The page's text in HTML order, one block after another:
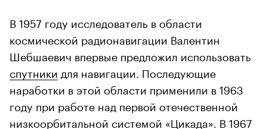
В 1957 году исследователь в области
космической радионавигации Валентин
Шебшаевич впервые предложил использовать
спутники для навигации. Последующие
наработки в этой области применили в 1963
году при работе над первой отечественной
низкоорбитальной системой «Цикада». В 1967